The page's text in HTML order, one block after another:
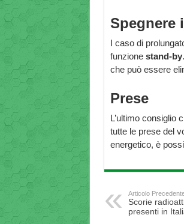
Spegnere
I caso di
funzione stand-by
che può essere
Prese
L’ultimo consiglio
tutte le prese del
energetico, è
Articolo
Scorie
presenti in